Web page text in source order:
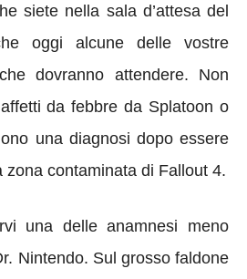
siete nella sala d’attesa del
oggi alcune delle vostre
dovranno attendere. Non
da febbre da Splatoon o
una diagnosi dopo essere
zona contaminata di Fallout 4.
una delle anamnesi meno
Nintendo. Sul grosso faldone